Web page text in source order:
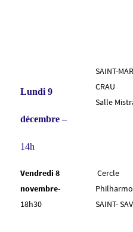
Lundi 9
décembre –
14h
SAINT-
CRAU
Salle
Vendredi 8
novembre-
18h30
Cercle
SAINT-